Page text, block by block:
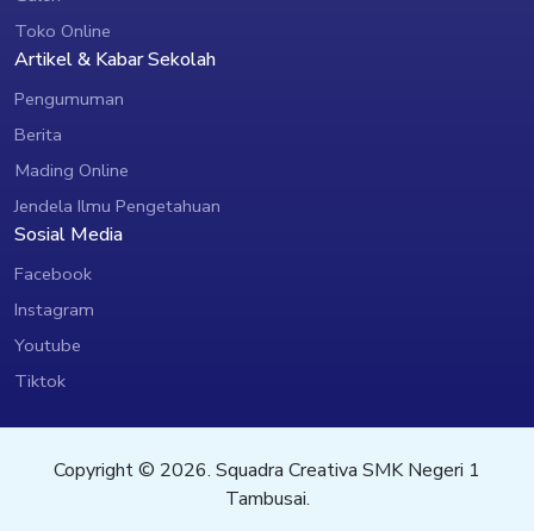
Toko Online
Artikel & Kabar Sekolah
Pengumuman
Berita
Mading Online
Jendela Ilmu Pengetahuan
Sosial Media
Facebook
Instagram
Youtube
Tiktok
Copyright © 2026. Squadra Creativa SMK Negeri 1
Tambusai.